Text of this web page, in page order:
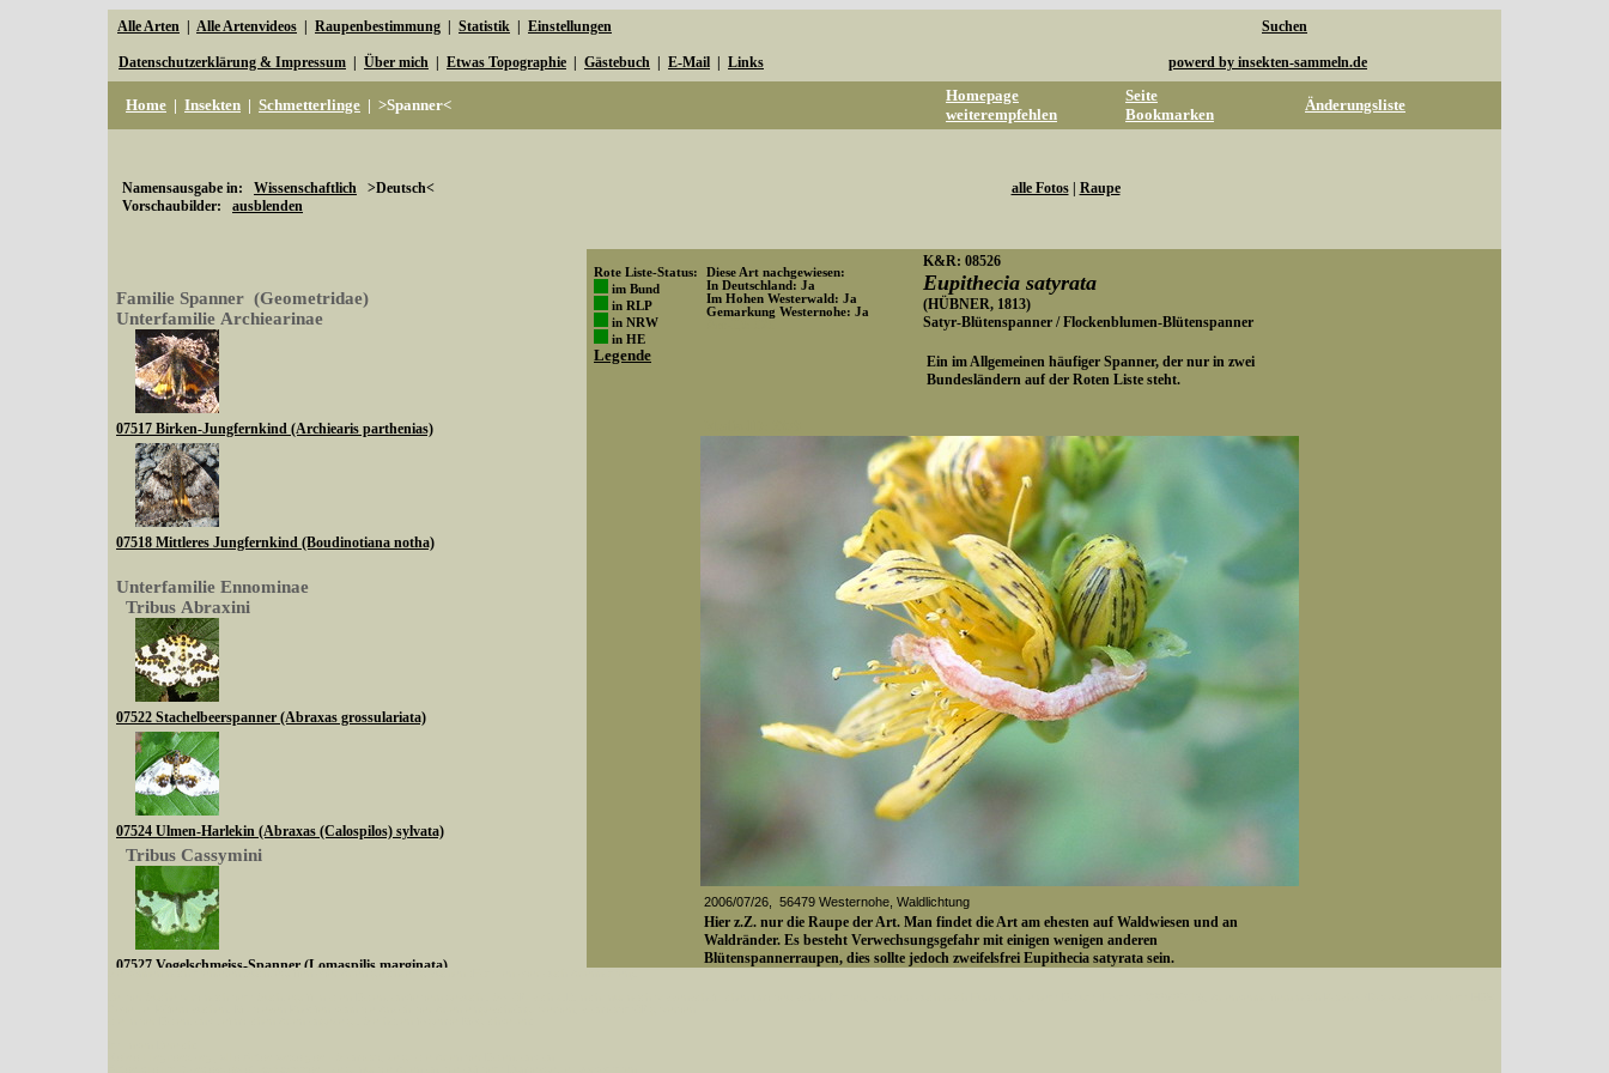
Alle Arten Alle Artenvideos Raupenbestimmung Statistik Einstellungen Suchen
Datenschutzerklärung & Impressum Über mich Etwas Topographie Gästebuch E-Mail Links powerd by insekten-sammeln.de
Home | Insekten | Schmetterlinge | >Spanner<
Homepage
weiterempfehlen
Seite
Bookmarken
Änderungsliste
Namensausgabe in: Wissenschaftlich >Deutsch<
Vorschaubilder: ausblenden
alle Fotos| Raupe
Familie Spanner (Geometridae)
Unterfamilie Archiearinae
07517 Birken-Jungfernkind (Archiearis parthenias)
07518 Mittleres Jungfernkind (Boudinotiana notha)
Unterfamilie Ennominae
Tribus Abraxini
07522 Stachelbeerspanner (Abraxas grossulariata)
07524 Ulmen-Harlekin (Abraxas (Calospilos) sylvata)
Tribus Cassymini
07527 Vogelschmeiss-Spanner (Lomaspilis marginata)
Rote Liste-Status:
im Bund
in RLP
in NRW
in HE
Legende
Diese Art nachgewiesen:
In Deutschland: Ja
Im Hohen Westerwald: Ja
Gemarkung Westernohe: Ja
K&R: 08526
Eupithecia satyrata
(HÜBNER, 1813)
Satyr-Blütenspanner / Flockenblumen-Blütenspanner
Ein im Allgemeinen häufiger Spanner, der nur in zwei
Bundesländern auf der Roten Liste steht.
2006/07/26, 56479 Westernohe, Waldlichtung
Hier z.Z. nur die Raupe der Art. Man findet die Art am ehesten auf Waldwiesen und an
Waldränder. Es besteht Verwechsungsgefahr mit einigen wenigen anderen
Blütenspannerraupen, dies sollte jedoch zweifelsfrei Eupithecia satyrata sein.